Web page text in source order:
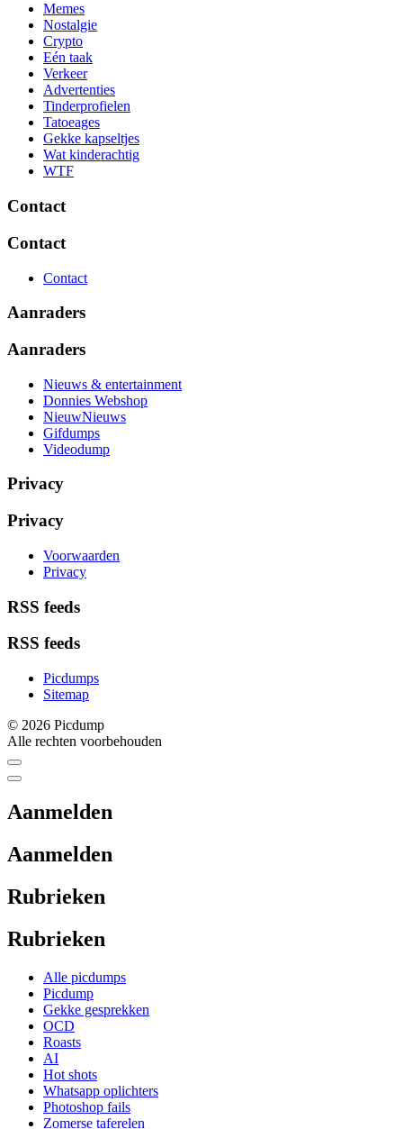
Memes
Nostalgie
Crypto
Eén taak
Verkeer
Advertenties
Tinderprofielen
Tatoeages
Gekke kapseltjes
Wat kinderachtig
WTF
Contact
Contact
Contact
Aanraders
Aanraders
Nieuws & entertainment
Donnies Webshop
NieuwNieuws
Gifdumps
Videodump
Privacy
Privacy
Voorwaarden
Privacy
RSS feeds
RSS feeds
Picdumps
Sitemap
© 2026 Picdump
Alle rechten voorbehouden
Aanmelden
Aanmelden
Rubrieken
Rubrieken
Alle picdumps
Picdump
Gekke gesprekken
OCD
Roasts
AI
Hot shots
Whatsapp oplichters
Photoshop fails
Zomerse taferelen